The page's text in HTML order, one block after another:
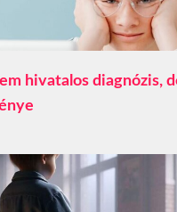
hivatalos diagnózis,